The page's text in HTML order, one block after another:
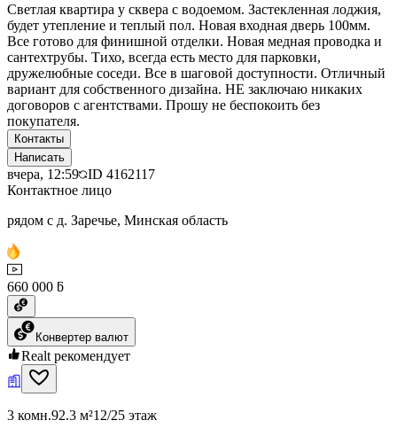
Светлая квартира у сквера с водоемом. Застекленная лоджия,
будет утепление и теплый пол. Новая входная дверь 100мм.
Все готово для финишной отделки. Новая медная проводка и
сантехтрубы. Тихо, всегда есть место для парковки,
дружелюбные соседи. Все в шаговой доступности. Отличный
вариант для собственного дизайна. НЕ заключаю никаких
договоров с агентствами. Прошу не беспокоить без
покупателя.
Контакты
Написать
вчера, 12:59 ID 4162117
Контактное лицо
рядом с д. Заречье, Минская область
660 000 ƃ
Конвертер валют
Realt рекомендует
3 комн.92.3 м²12/25 этаж